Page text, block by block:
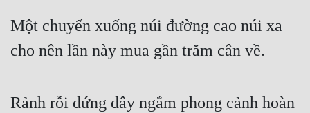
Tiểu Thuyết
Trinh Thám
Trùng Sinh
Một chuyến xuống núi đường cao núi xa
cho nên lần này mua gần trăm cân về.
Rảnh rỗi đứng đây ngắm phong cảnh hoàn